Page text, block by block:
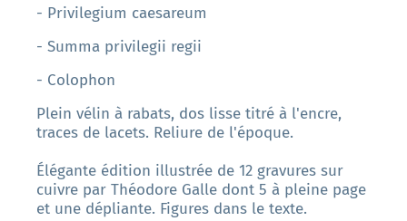
- Privilegium caesareum
- Summa privilegii regii
- Colophon
Plein vélin à rabats, dos lisse titré à l'encre,
traces de lacets. Reliure de l'époque.
Élégante édition illustrée de 12 gravures sur
cuivre par Théodore Galle dont 5 à pleine page
et une dépliante. Figures dans le texte.